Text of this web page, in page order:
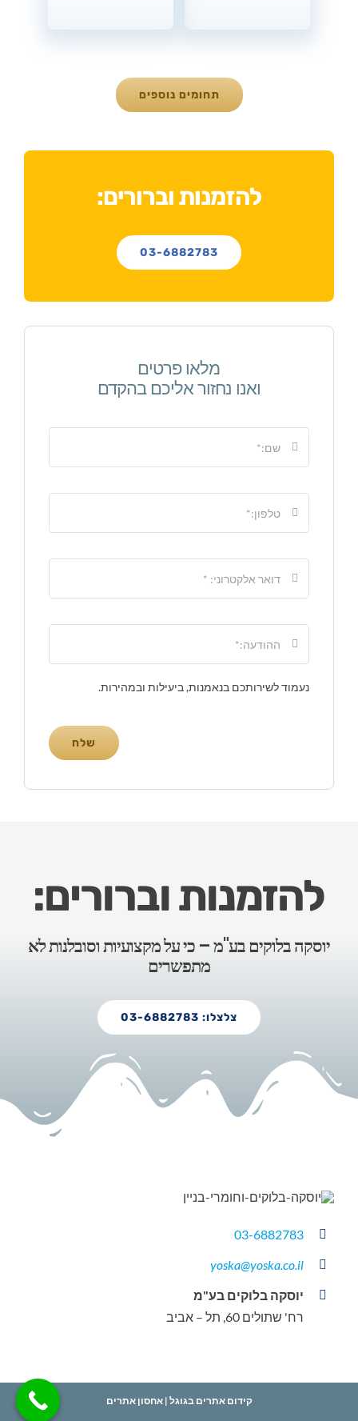
תחומים נוספים
להזמנות וברורים:
03-6882783
מלאו פרטים
ואנו נחזור אליכם בהקדם
נעמוד לשירותכם בנאמנות, ביעילות ובמהירות.
שלח
להזמנות וברורים:
יוסקה בלוקים בע"מ – כי על מקצועיות וסובלנות לא
מתפשרים
צלצלו: 03-6882783
03-6882783
yoska@yoska.co.il
יוסקה בלוקים בע"מ
רח' שתולים 60, תל – אביב
קידום אתרים בגוגל |אחסון אתרים